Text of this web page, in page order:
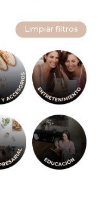
Limpiar filtros